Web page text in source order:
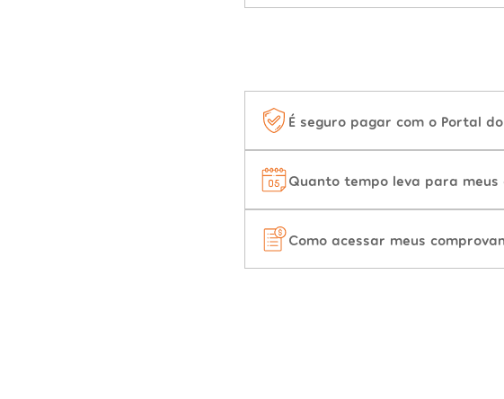
É seguro pagar com o Portal
Quanto tempo leva para meus
Como acessar meus